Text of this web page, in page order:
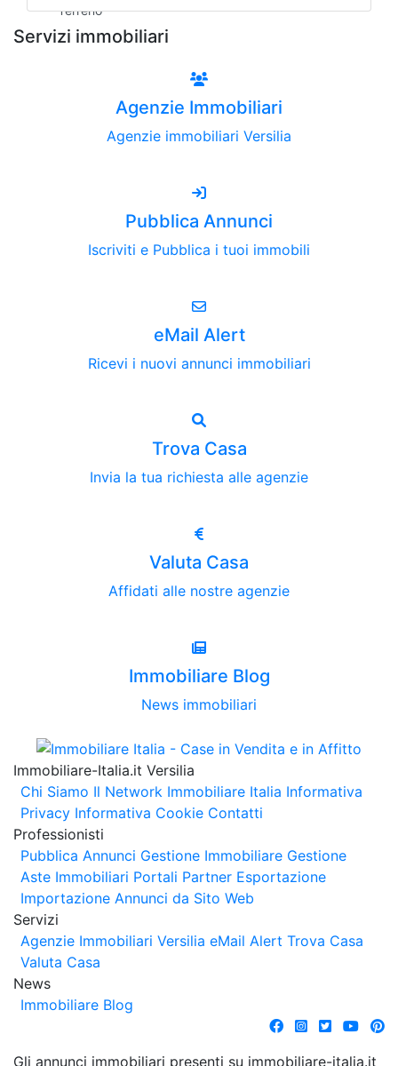
Terreno
Servizi immobiliari
Agenzie Immobiliari
Agenzie immobiliari Versilia
Pubblica Annunci
Iscriviti e Pubblica i tuoi immobili
eMail Alert
Ricevi i nuovi annunci immobiliari
Trova Casa
Invia la tua richiesta alle agenzie
Valuta Casa
Affidati alle nostre agenzie
Immobiliare Blog
News immobiliari
Immobiliare-Italia.it Versilia
Chi Siamo Il Network Immobiliare Italia Informativa
Privacy Informativa Cookie Contatti
Professionisti
Pubblica Annunci Gestione Immobiliare Gestione
Aste Immobiliari Portali Partner Esportazione
Importazione Annunci da Sito Web
Servizi
Agenzie Immobiliari Versilia eMail Alert Trova Casa
Valuta Casa
News
Immobiliare Blog
Gli annunci immobiliari presenti su immobiliare-italia.it